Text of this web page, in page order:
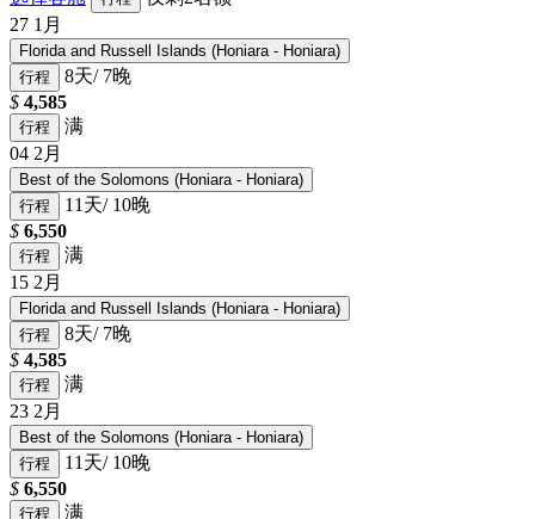
27 1月
Florida and Russell Islands (Honiara - Honiara)
行程
8天/ 7晚
$ 4,585
行程
满
04 2月
Best of the Solomons (Honiara - Honiara)
行程
11天/ 10晚
$ 6,550
行程
满
15 2月
Florida and Russell Islands (Honiara - Honiara)
行程
8天/ 7晚
$ 4,585
行程
满
23 2月
Best of the Solomons (Honiara - Honiara)
行程
11天/ 10晚
$ 6,550
行程 满